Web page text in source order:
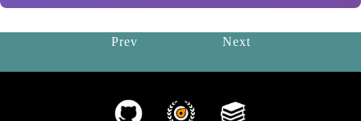
Prev Next